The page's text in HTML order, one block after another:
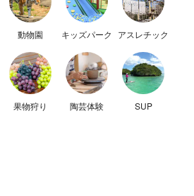
動物園 キッズパーク アスレチック
果物狩り 陶芸体験 SUP